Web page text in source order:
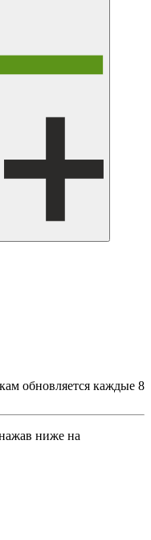
обновляется каждые 8
ниже на